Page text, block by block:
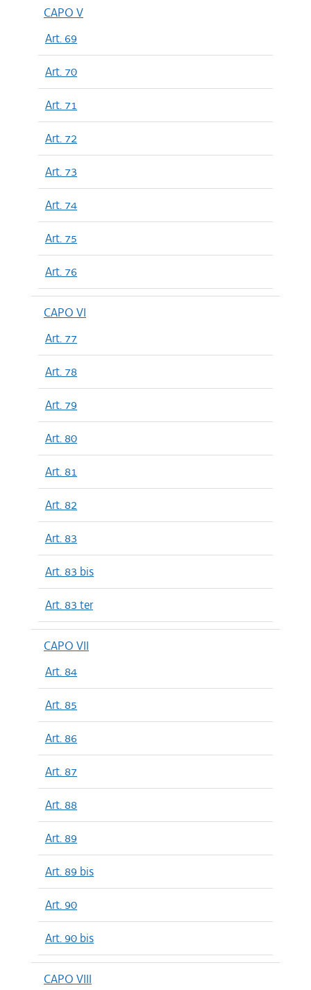
CAPO V
Art. 69
Art. 70
Art. 71
Art. 72
Art. 73
Art. 74
Art. 75
Art. 76
CAPO VI
Art. 77
Art. 78
Art. 79
Art. 80
Art. 81
Art. 82
Art. 83
Art. 83 bis
Art. 83 ter
CAPO VII
Art. 84
Art. 85
Art. 86
Art. 87
Art. 88
Art. 89
Art. 89 bis
Art. 90
Art. 90 bis
CAPO VIII